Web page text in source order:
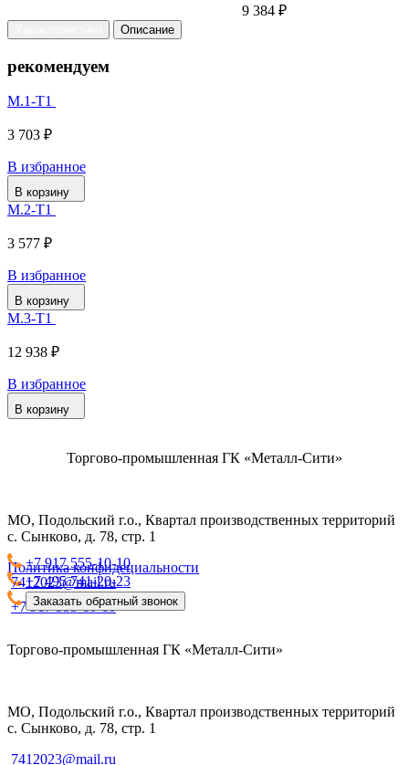
9 384 ₽
Описание
рекомендуем
М.1-Т1
3 703 ₽
В избранное
В корзину
М.2-Т1
3 577 ₽
В избранное
В корзину
М.3-Т1
12 938 ₽
В избранное
В корзину
Торгово-промышленная ГК «Металл-Сити»
МО, Подольский г.о., Квартал производственных территорий
с. Сынково, д. 78, стр. 1
Политика конфидециальности
+7 917 555-10-10
+7 495 741-20-23
+7 917 555-10-10
7412023@mail.ru
Заказать обратный звонок
Торгово-промышленная ГК «Металл-Сити»
МО, Подольский г.о., Квартал производственных территорий
с. Сынково, д. 78, стр. 1
7412023@mail.ru